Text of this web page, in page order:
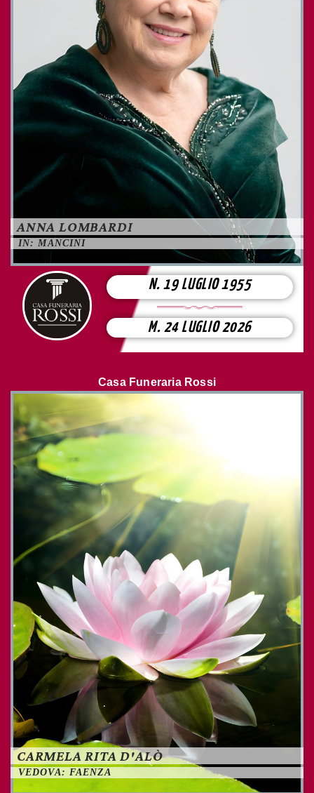
ANNA LOMBARDI
IN: MANCINI
N. 19 LUGLIO 1955
M. 24 LUGLIO 2026
Casa Funeraria Rossi
CARMELA RITA D'ALÒ
VEDOVA: FAENZA